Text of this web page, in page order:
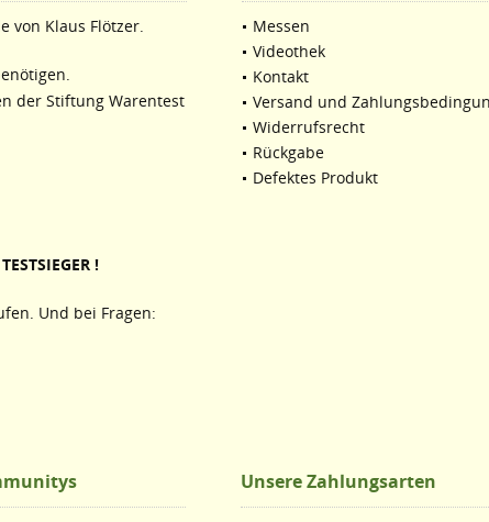
von Klaus Flötzer.
der Stiftung Warentest
!
Und bei Fragen:
Messen
Videothek
Kontakt
Versand und
Widerrufsrecht
Rückgabe
Defektes Produkt
Unsere Zahlungsarten